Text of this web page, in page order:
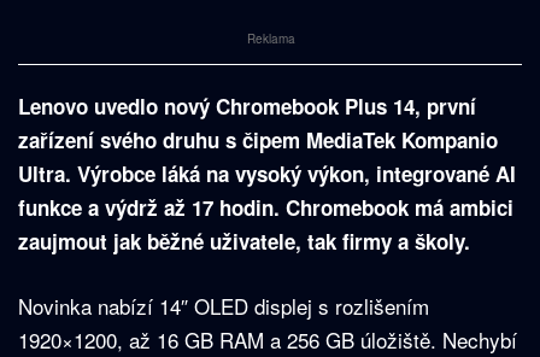
Reklama
Lenovo uvedlo nový Chromebook Plus 14, první
zařízení svého druhu s čipem MediaTek Kompanio
Ultra. Výrobce láká na vysoký výkon, integrované AI
funkce a výdrž až 17 hodin. Chromebook má ambici
zaujmout jak běžné uživatele, tak firmy a školy.
Novinka nabízí 14″ OLED displej s rozlišením
1920×1200, až 16 GB RAM a 256 GB úložiště. Nechybí